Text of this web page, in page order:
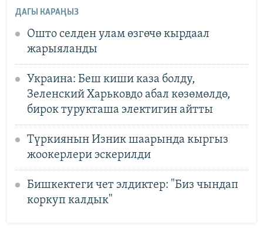
ДАГЫ КАРАҢЫЗ
Ошто селден улам өзгөчө кырдаал
жарыяланды
Украина: Беш киши каза болду,
Зеленский Харьковдо абал көзөмөлдө,
бирок турукташа электигин айтты
Түркиянын Изник шаарында кыргыз
жоокерлери эскерилди
Бишкектеги чет элдиктер: "Биз чындап
коркуп калдык"